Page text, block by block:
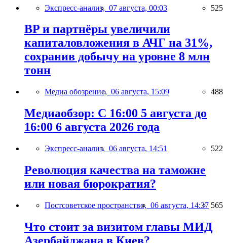
Экспресс-анализ, 07 августа, 00:03 525
BP и партнёры увеличили
капиталовложения в АЧГ на 31%,
сохранив добычу на уровне 8 млн
тонн
Медиа обозрение, 06 августа, 15:09 488
Медиаобзор: С 16:00 5 августа до
16:00 6 августа 2026 года
Экспресс-анализ, 06 августа, 14:51 522
Революция качества на таможне
или новая бюрократия?
Постсоветское пространство, 06 августа, 14:37 565
Что стоит за визитом главы МИД